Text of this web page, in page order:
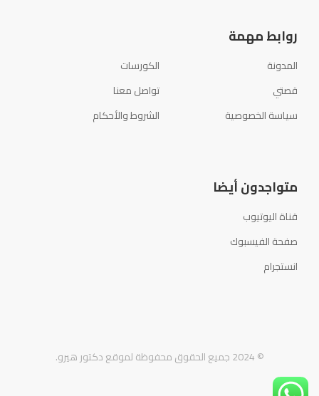
روابط مهمة
المدونة
الكورسات
قصتي
تواصل معنا
سياسة الخصوصية
الشروط والأحكام
متواجدون أيضا
قناة اليوتيوب
صفحة الفيسبوك
انستجرام
© 2024 جميع الحقوق محفوظة لموقع دكتور هيرو.